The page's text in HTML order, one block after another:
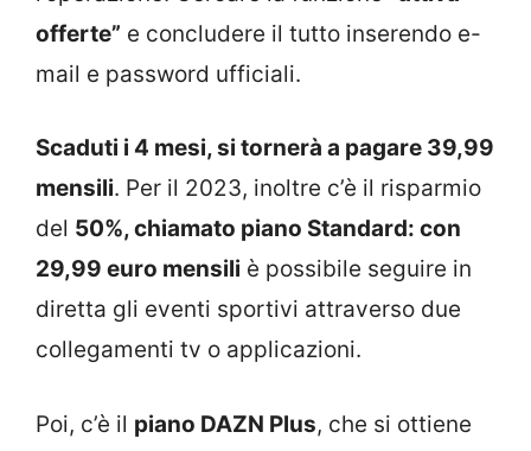
offerte” e concludere il tutto inserendo e-
mail e password ufficiali.
Scaduti i 4 mesi, si tornerà a pagare 39,99
mensili. Per il 2023, inoltre c’è il risparmio
del 50%, chiamato piano Standard: con
29,99 euro mensili è possibile seguire in
diretta gli eventi sportivi attraverso due
collegamenti tv o applicazioni.
Poi, c’è il piano DAZN Plus, che si ottiene